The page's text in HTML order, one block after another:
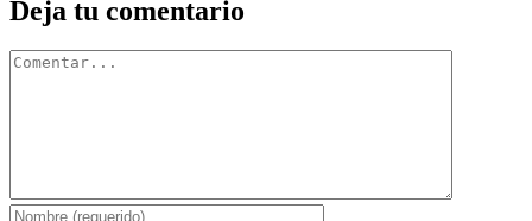
Deja tu comentario
Comentar